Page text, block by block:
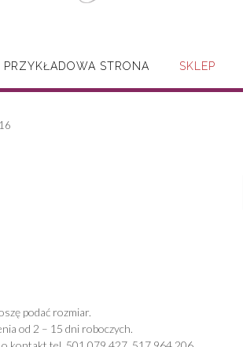
PRZYKŁADOWA STRONA SKLEP
podać rozmiar.
od 2 – 15 dni roboczych.